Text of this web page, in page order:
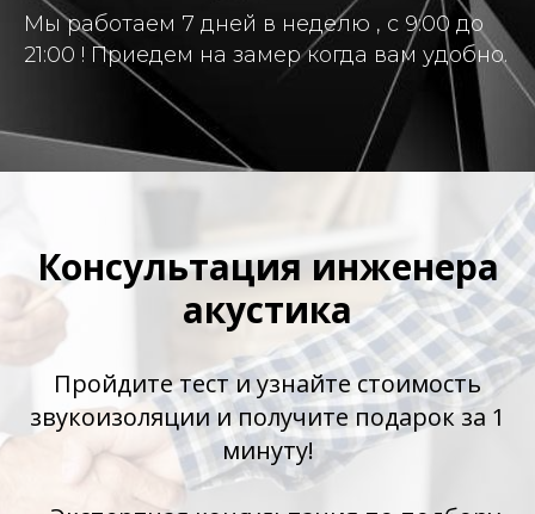
Мы работаем 7 дней в неделю , с 9:00 до
21:00 ! Приедем на замер когда вам удобно.
Консультация инженера
акустика
Пройдите тест и узнайте стоимость
звукоизоляции и получите подарок за 1
минуту!